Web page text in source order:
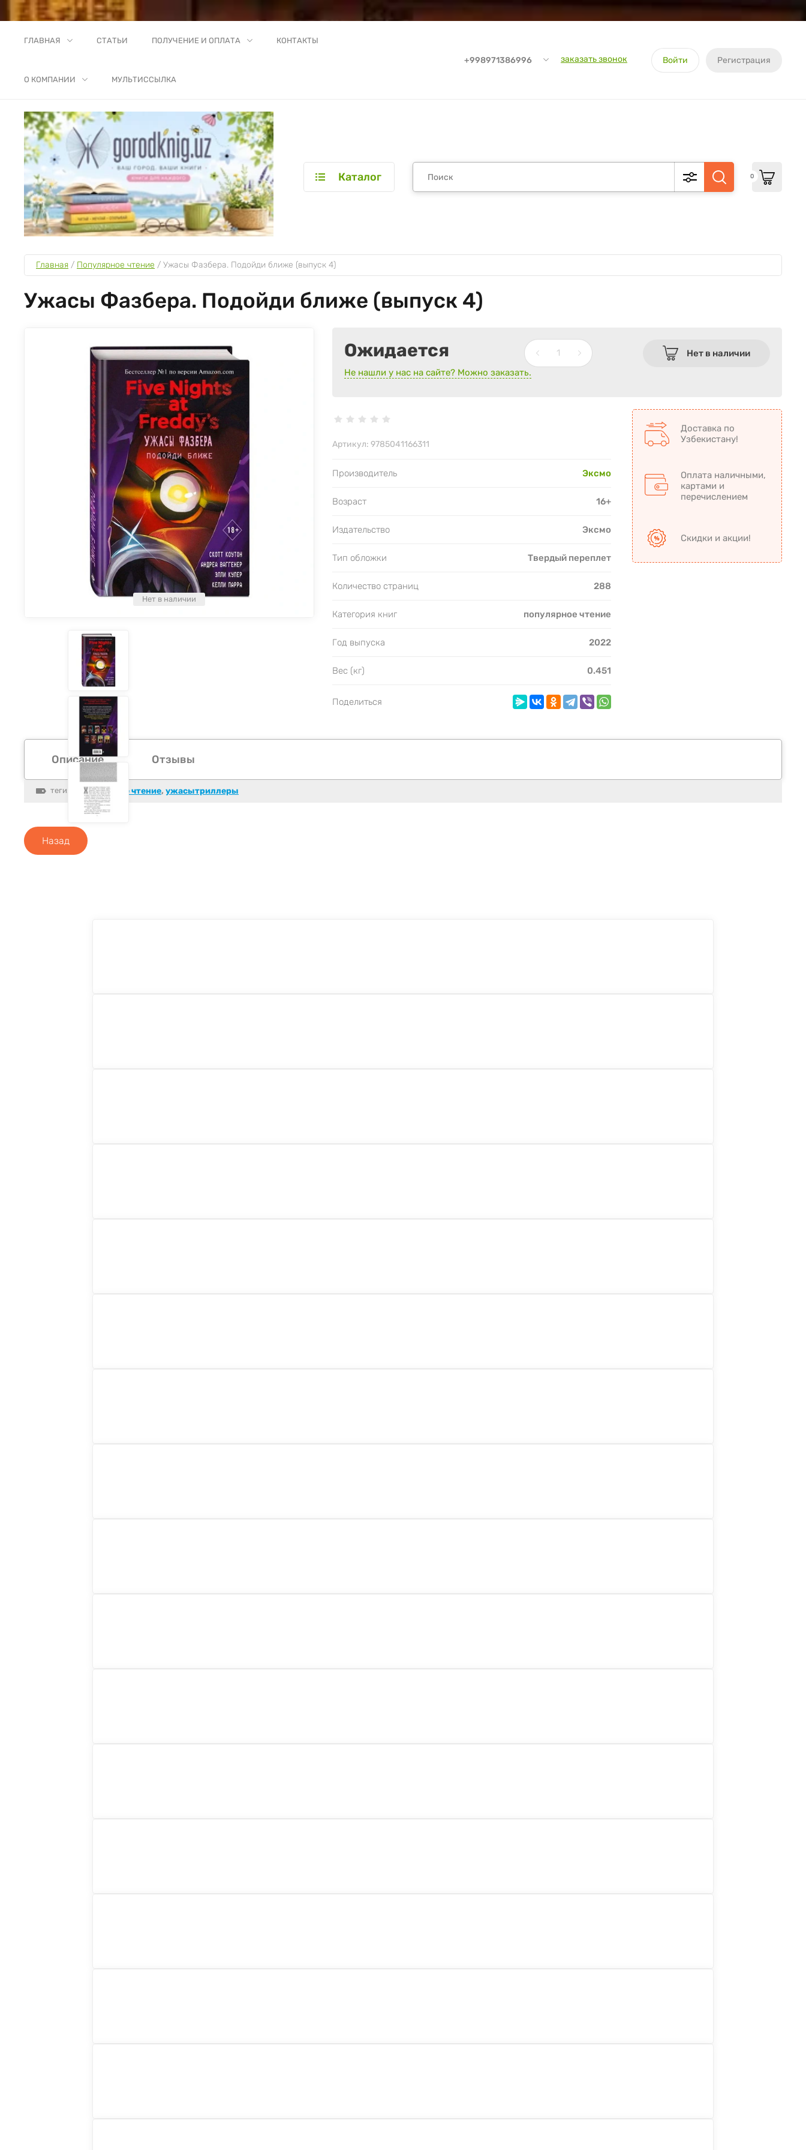
ГЛАВНАЯ СТАТЬИ ПОЛУЧЕНИЕ И ОПЛАТА КОНТАКТЫ
О КОМПАНИИ МУЛЬТИССЫЛКА
+998971386996 заказать звонок Войти Регистрация
Каталог 0
Главная / Популярное чтение / Ужасы Фазбера. Подойди ближе (выпуск 4)
Ужасы Фазбера. Подойди ближе (выпуск 4)
Нет в наличии
Ожидается
Нет в наличии
Не нашли у нас на сайте? Можно заказать.
Артикул: 9785041166311
Производитель Эксмо
Возраст 16+
Издательство Эксмо
Тип обложки Твердый переплет
Количество страниц 288
Категория книг популярное чтение
Год выпуска 2022
Вес (кг) 0.451
Поделиться
Доставка по
Узбекистану!
Оплата наличными,
картами и
перечислением
Скидки и акции!
Описание Отзывы
теги: популярное чтение, ужасытриллеры
Назад